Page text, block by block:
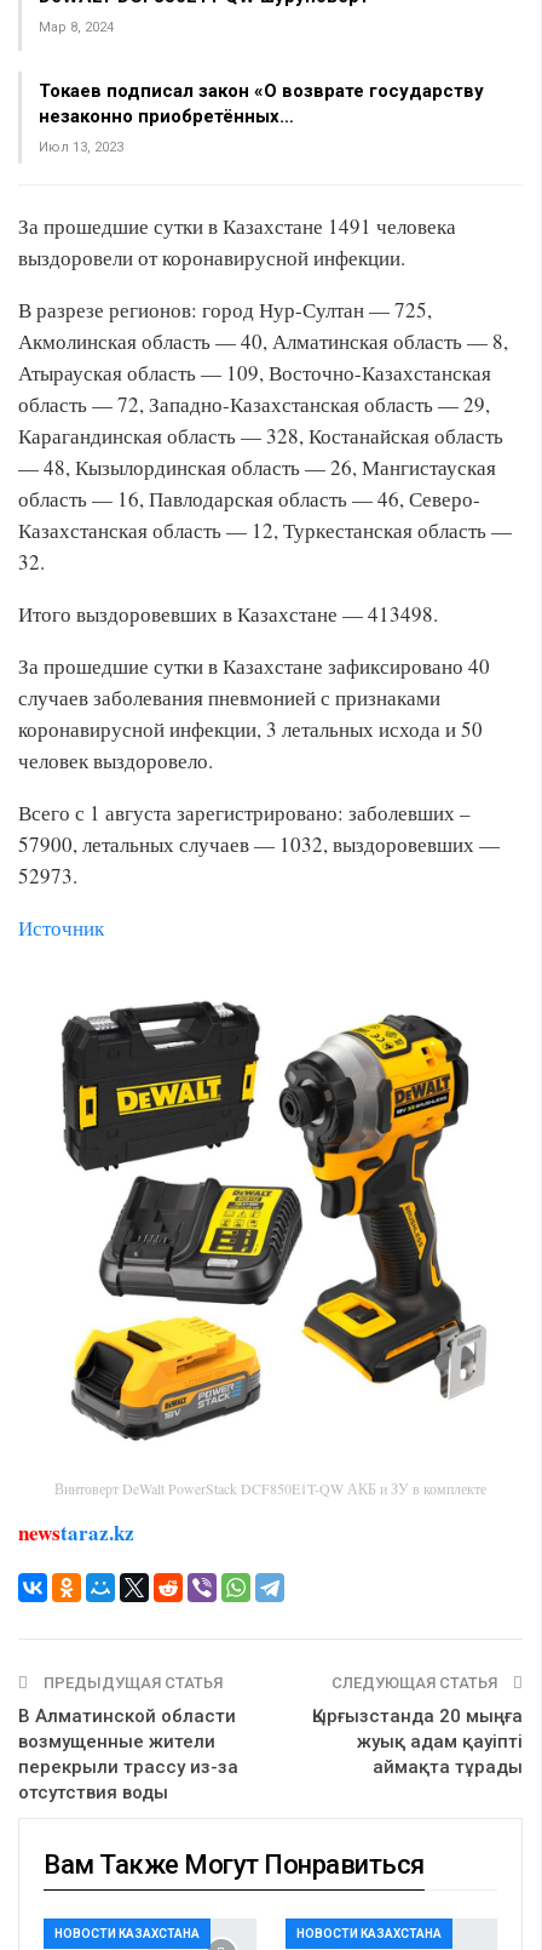
Мар 8, 2024
Токаев подписал закон «О возврате государству
незаконно приобретённых…
Июл 13, 2023
За прошедшие сутки в Казахстане 1491 человека
выздоровели от коронавирусной инфекции.
В разрезе регионов: город Нур-Султан — 725,
Акмолинская область — 40, Алматинская область — 8,
Атырауская область — 109, Восточно-Казахстанская
область — 72, Западно-Казахстанская область — 29,
Карагандинская область — 328, Костанайская область
— 48, Кызылординская область — 26, Мангистауская
область — 16, Павлодарская область — 46, Северо-
Казахстанская область — 12, Туркестанская область —
32.
Итого выздоровевших в Казахстане — 413498.
За прошедшие сутки в Казахстане зафиксировано 40
случаев заболевания пневмонией с признаками
коронавирусной инфекции, 3 летальных исхода и 50
человек выздоровело.
Всего с 1 августа зарегистрировано: заболевших –
57900, летальных случаев — 1032, выздоровевших —
52973.
Источник
Винтоверт DeWalt PowerStack DCF850E1T-QW АКБ и ЗУ в комплекте
newstaraz.kz
ПРЕДЫДУЩАЯ СТАТЬЯ
В Алматинской области
возмущенные жители
перекрыли трассу из-за
отсутствия воды
СЛЕДУЮЩАЯ СТАТЬЯ
Қырғызстанда 20 мыңға
жуық адам қауіпті
аймақта тұрады
Вам Также Могут Понравиться
НОВОСТИ КАЗАХСТАНА НОВОСТИ КАЗАХСТАНА